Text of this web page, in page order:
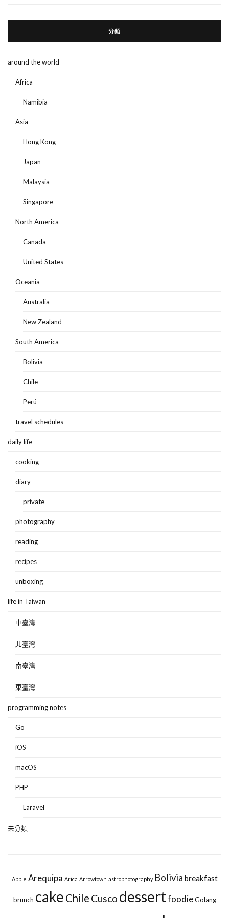
分類
around the world
Africa
Namibia
Asia
Hong Kong
Japan
Malaysia
Singapore
North America
Canada
United States
Oceania
Australia
New Zealand
South America
Bolivia
Chile
Perú
travel schedules
daily life
cooking
diary
private
photography
reading
recipes
unboxing
life in Taiwan
中臺灣
北臺灣
南臺灣
東臺灣
programming notes
Go
iOS
macOS
PHP
Laravel
未分類
Apple Arequipa Arica Arrowtown astrophotography Bolivia breakfast
brunch cake Chile Cusco dessertfoodie Golang